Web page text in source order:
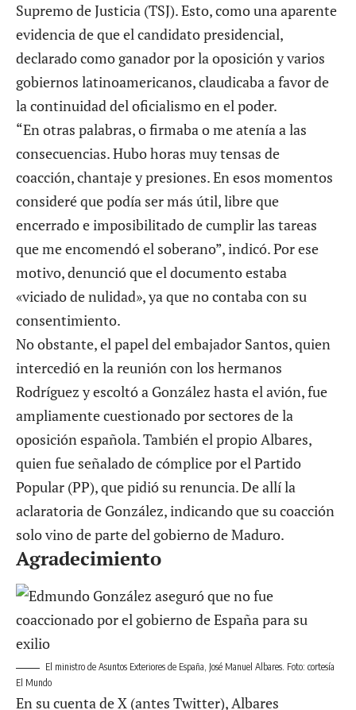
Supremo de Justicia (TSJ). Esto, como una aparente
evidencia de que el candidato presidencial,
declarado como ganador por la oposición y varios
gobiernos latinoamericanos, claudicaba a favor de
la continuidad del oficialismo en el poder.
“En otras palabras, o firmaba o me atenía a las
consecuencias. Hubo horas muy tensas de
coacción, chantaje y presiones. En esos momentos
consideré que podía ser más útil, libre que
encerrado e imposibilitado de cumplir las tareas
que me encomendó el soberano”, indicó. Por ese
motivo, denunció que el documento estaba
«viciado de nulidad», ya que no contaba con su
consentimiento.
No obstante, el papel del embajador Santos, quien
intercedió en la reunión con los hermanos
Rodríguez y escoltó a González hasta el avión, fue
ampliamente cuestionado por sectores de la
oposición española. También el propio Albares,
quien fue señalado de cómplice por el Partido
Popular (PP), que pidió su renuncia. De allí la
aclaratoria de González, indicando que su coacción
solo vino de parte del gobierno de Maduro.
Agradecimiento
El ministro de Asuntos Exteriores de España, José Manuel Albares. Foto: cortesía
El Mundo
En su cuenta de X (antes Twitter), Albares